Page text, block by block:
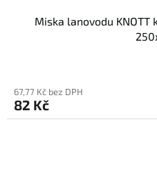
Miska lanovodu KNOTT
67,77 Kč bez DPH
82 Kč